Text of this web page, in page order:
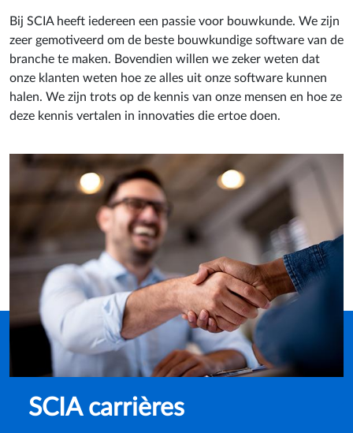
Bij SCIA heeft iedereen een passie voor bouwkunde. We zijn
zeer gemotiveerd om de beste bouwkundige software van de
branche te maken. Bovendien willen we zeker weten dat
onze klanten weten hoe ze alles uit onze software kunnen
halen. We zijn trots op de kennis van onze mensen en hoe ze
deze kennis vertalen in innovaties die ertoe doen.
SCIA carrières